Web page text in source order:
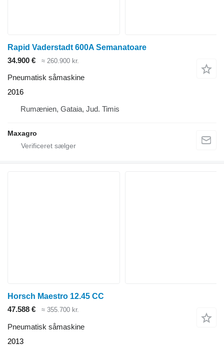
Rapid Vaderstadt 600A Semanatoare
34.900 €
≈ 260.900 kr.
Pneumatisk såmaskine
2016
Rumænien, Gataia, Jud. Timis
Maxagro
Horsch Maestro 12.45 CC
47.588 €
≈ 355.700 kr.
Pneumatisk såmaskine
2013